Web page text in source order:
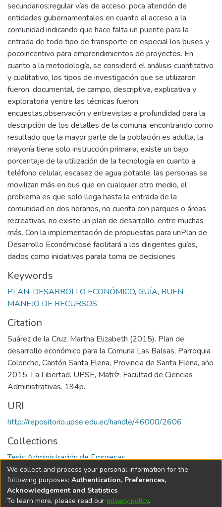
secundarios;regular vías de acceso; poca atención de
entidades gubernamentales en cuanto al acceso a la
comunidad indicando que hace falta un puente para la
entrada de todo tipo de transporte en especial los buses y
pocoincentivo para emprendimientos de proyectos. En
cuanto a la metodología, se consideró el análisis cuantitativo
y cualitativo, los tipos de investigación que se utilizaron
fueron: documental, de campo, descriptiva, explicativa y
exploratoria yentre las técnicas fueron:
encuestas,observación y entrevistas a profundidad para la
descripción de los detalles de la comuna, encontrando como
resultado que la mayor parte de la población es adulta, la
mayoría tiene solo instrucción primaria, existe un bajo
porcentaje de la utilización de la tecnología en cuanto a
teléfono celular, escasez de agua potable, las personas se
movilizan más en bus que en cualquier otro medio, el
problema es que solo llega hasta la entrada de la
comunidad en dos horarios, no cuenta con parques o áreas
recreativas, no existe un plan de desarrollo, entre muchas
más. Con la implementación de propuestas para unPlan de
Desarrollo Económicose facilitará a los dirigentes guías,
dados como iniciativas parala toma de decisiones
Keywords
PLAN, DESARROLLO ECONÓMICO, GUÍA, BUEN
MANEJO DE RECURSOS
Citation
Suárez de la Cruz, Martha Elizabeth (2015). Plan de
desarrollo económico para la Comuna Las Balsas, Parroquia
Colonche, Cantón Santa Elena, Provincia de Santa Elena, año
2015. La Libertad. UPSE, Matríz. Facultad de Ciencias
Administrativas. 194p.
URI
http://repositorio.upse.edu.ec/handle/46000/2606
Collections
Tesis Administración de Empresas
Full item page
We collect and process your personal information for the
following purposes: Authentication, Preferences,
Acknowledgement and Statistics.
To learn more, please read our privacy policy.